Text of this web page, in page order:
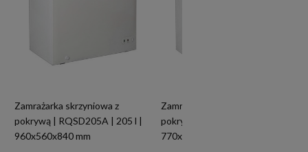
Zamrażarka skrzyniowa z
pokrywą | RQSD205A | 205 l |
960x560x840 mm
Zamrażarka skrzyniowa z
pokrywą | RQSD155A | 155 l |
770x560x840 mm